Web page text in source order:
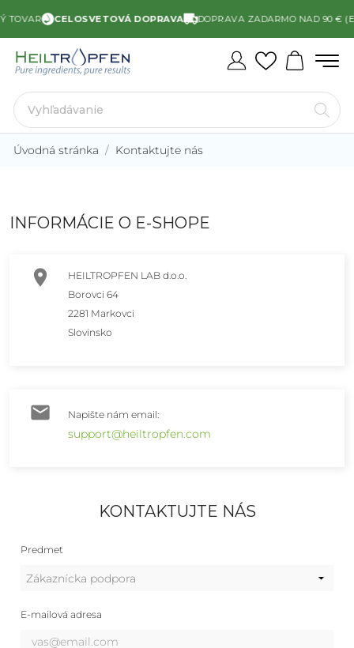
TOVAR CELOSVETOVÁ DOPRAVA DOPRAVA ZADARMO NAD 90 €
Úvodná stránka Kontaktujte nás
INFORMÁCIE O E-SHOPE

HEILTROPFEN LAB d.o.o.
Borovci 64
2281 Markovci
Slovinsko
 Napište nám email:
support@heiltropfen.com
KONTAKTUJTE NÁS
Predmet
E-mailová adresa